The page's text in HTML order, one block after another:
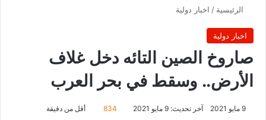
الرئيسية / اخبار دولية
اخبار دولية
صاروخ الصين التائه دخل غلاف
الأرض.. وسقط في بحر العرب
9 مايو 2021 آخر تحديث: 9 مايو 2021 834 أقل من دقيقة